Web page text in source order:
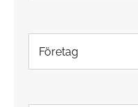
r